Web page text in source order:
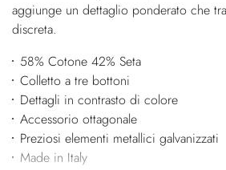
aggiunge un dettaglio ponderato che
discreta.
58% Cotone 42% Seta
Colletto a tre bottoni
Dettagli in contrasto di colore
Accessorio ottagonale
Preziosi elementi metallici galvanizzati
Made in Italy